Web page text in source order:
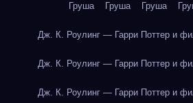
Груша Груша Груша
Дж. К. Роулинг — Гарри Поттер и
Дж. К. Роулинг — Гарри Поттер и
Дж. К. Роулинг — Гарри Поттер и